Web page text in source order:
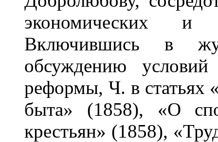
экономических и
Включившись в
обсуждению условий
реформы, Ч. в статьях
быта» (1858), «О
крестьян» (1858),